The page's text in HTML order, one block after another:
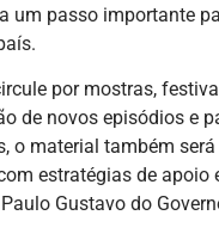
um passo importante
por mostras,
de novos episódios e
o material também
estratégias de
Gustavo do